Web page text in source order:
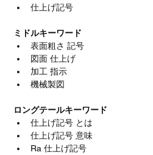
仕上げ記号
ミドルキーワード
表面粗さ 記号
図面 仕上げ
加工 指示
機械製図
ロングテールキーワード
仕上げ記号 とは
仕上げ記号 意味
Ra 仕上げ記号